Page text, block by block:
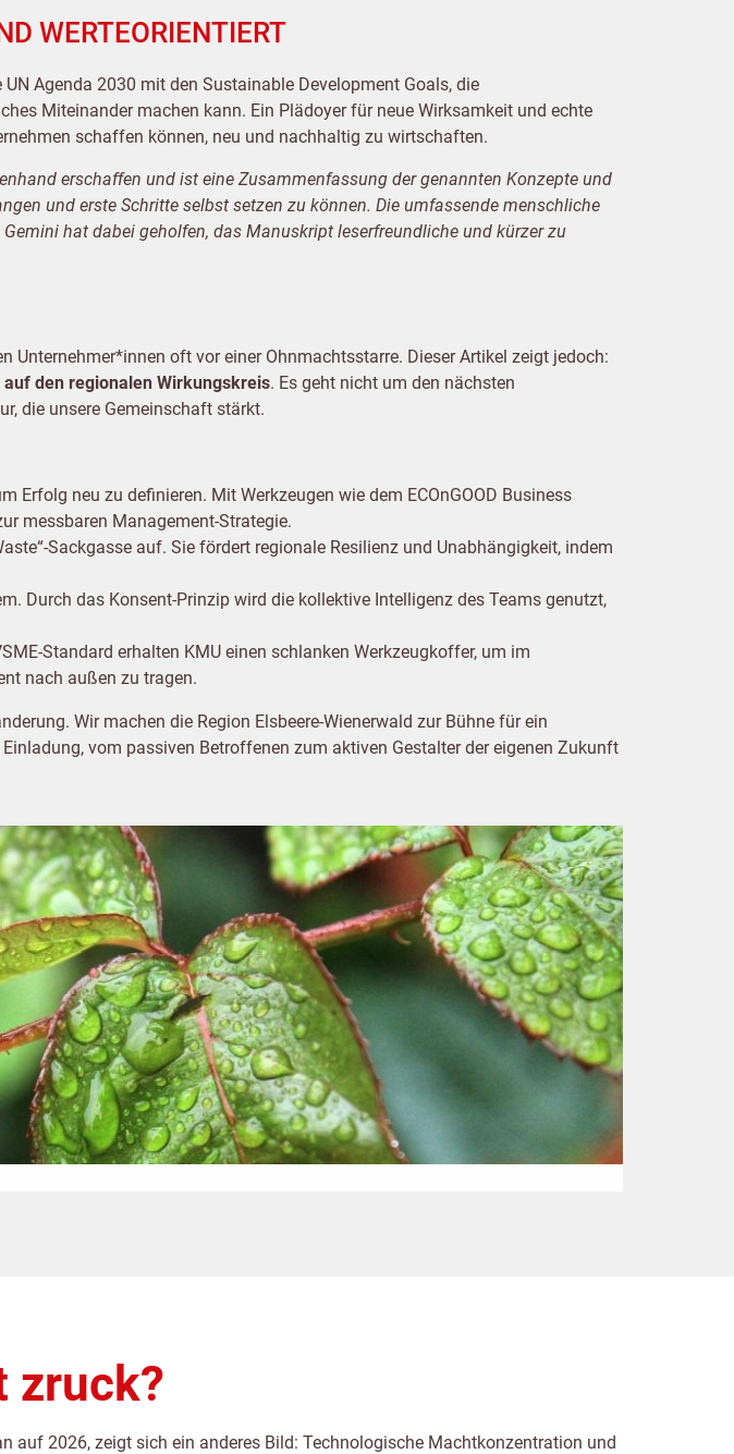
WERTEORIENTIERT
Agenda 2030 mit den Sustainable Development Goals, die
Miteinander machen kann. Ein Plädoyer für neue Wirksamkeit und echte
schaffen können, neu und nachhaltig zu wirtschaften.
erschaffen und ist eine Zusammenfassung der genannten Konzepte und
und erste Schritte selbst setzen zu können. Die umfassende menschliche
hat dabei geholfen, das Manuskript leserfreundliche und kürzer zu
oft vor einer Ohnmachtsstarre. Dieser Artikel zeigt jedoch:
den regionalen Wirkungskreis. Es geht nicht um den nächsten
die unsere Gemeinschaft stärkt.
Erfolg neu zu definieren. Mit Werkzeugen wie dem ECOnGOOD Business
messbaren Management-Strategie.
Sackgasse auf. Sie fördert regionale Resilienz und Unabhängigkeit, indem
Durch das Konsent-Prinzip wird die kollektive Intelligenz des Teams genutzt,
Standard erhalten KMU einen schlanken Werkzeugkoffer, um im
nach außen zu tragen.
Wir machen die Region Elsbeere-Wienerwald zur Bühne für ein
vom passiven Betroffenen zum aktiven Gestalter der eigenen Zukunft
zruck?
auf 2026, zeigt sich ein anderes Bild: Technologische Machtkonzentration und